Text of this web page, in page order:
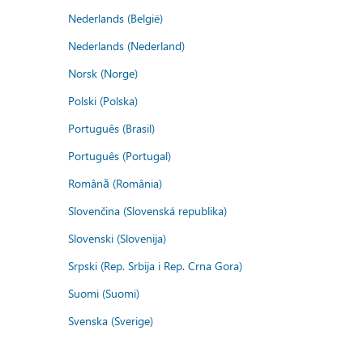
Nederlands (België)
Nederlands (Nederland)
Norsk (Norge)
Polski (Polska)
Português (Brasil)
Português (Portugal)
Română (România)
Slovenčina (Slovenská republika)
Slovenski (Slovenija)
Srpski (Rep. Srbija i Rep. Crna Gora)
Suomi (Suomi)
Svenska (Sverige)